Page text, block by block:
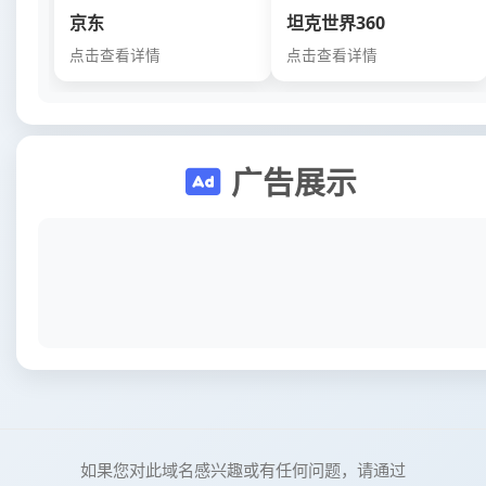
京东
点击查看详情
坦克世界360
点击查看详情
广告展示
如果您对此域名感兴趣或有任何问题，请通过